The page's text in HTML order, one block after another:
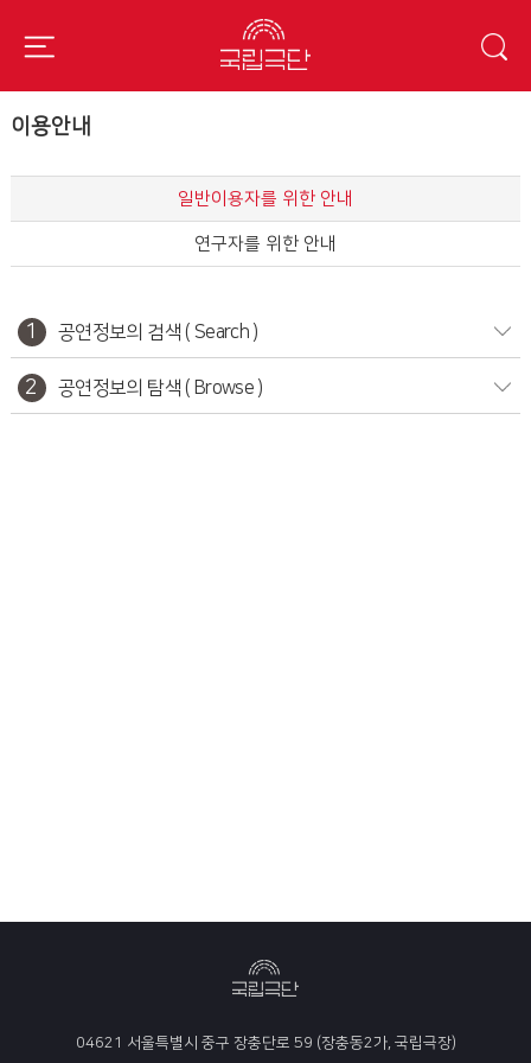
이용안내
일반이용자를 위한 안내
연구자를 위한 안내
1 공연정보의 검색 ( Search )
2 공연정보의 탐색 ( Browse )
04621 서울특별시 중구 장충단로 59 (장충동2가, 국립극장)